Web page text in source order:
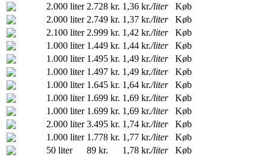
2.000 liter 2.728 kr. 1,36 kr./liter
Køb
2.000 liter 2.749 kr. 1,37 kr./liter
Køb
2.100 liter 2.999 kr. 1,42 kr./liter
Køb
1.000 liter 1.449 kr. 1,44 kr./liter
Køb
1.000 liter 1.495 kr. 1,49 kr./liter
Køb
1.000 liter 1.497 kr. 1,49 kr./liter
Køb
1.000 liter 1.645 kr. 1,64 kr./liter
Køb
1.000 liter 1.699 kr. 1,69 kr./liter
Køb
1.000 liter 1.699 kr. 1,69 kr./liter
Køb
2.000 liter 3.495 kr. 1,74 kr./liter
Køb
1.000 liter 1.778 kr. 1,77 kr./liter
Køb
50 liter
89 kr. 1,78 kr./liter
Køb